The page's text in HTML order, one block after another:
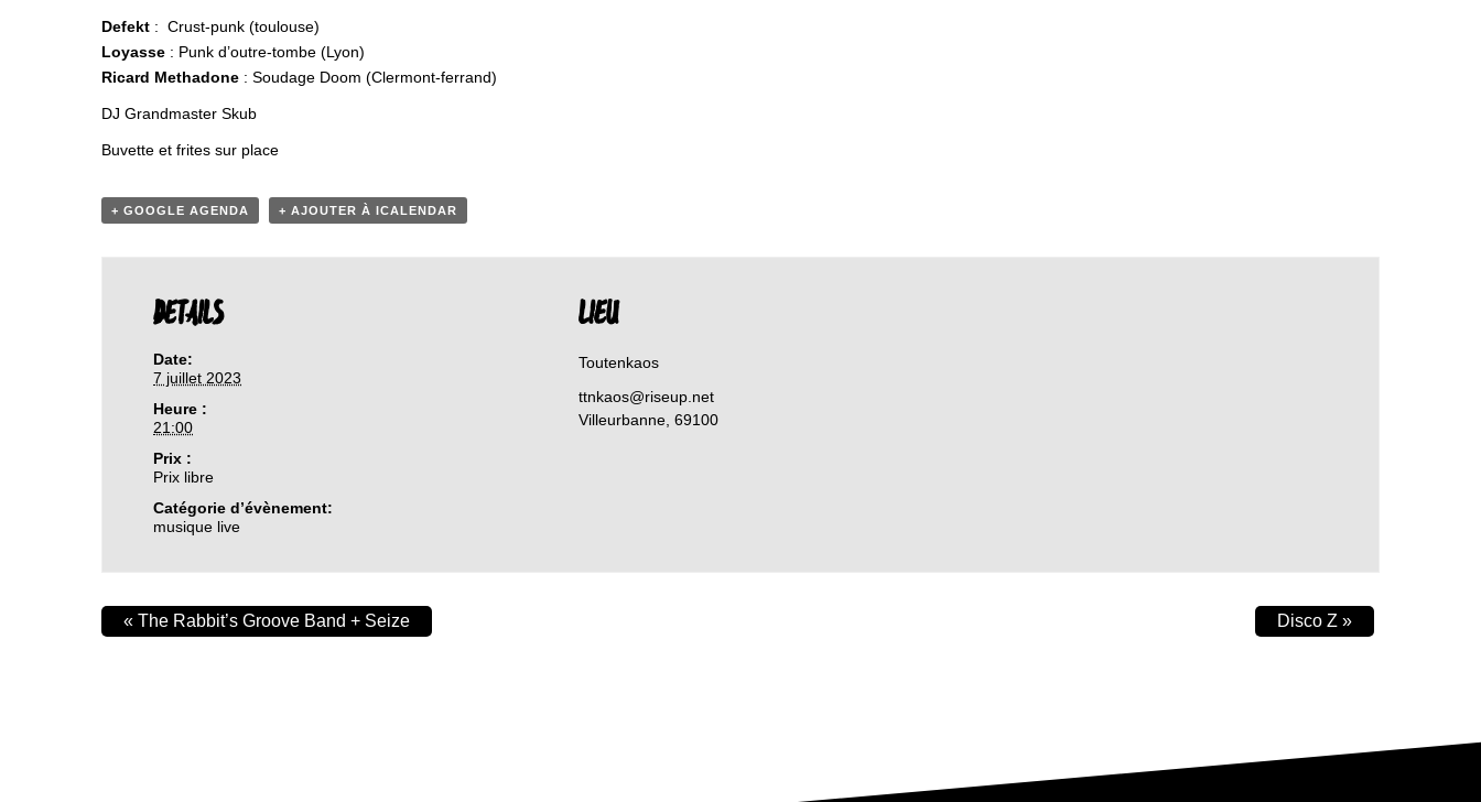
Defekt : Crust-punk (toulouse)
Loyasse : Punk d’outre-tombe (Lyon)
Ricard Methadone : Soudage Doom (Clermont-ferrand)
DJ Grandmaster Skub
Buvette et frites sur place
+ GOOGLE AGENDA + AJOUTER À ICALENDAR
DETAILS
Date:
7 juillet 2023
Heure :
21:00
Prix :
Prix libre
Catégorie d’évènement:
musique live
LIEU
Toutenkaos
ttnkaos@riseup.net
Villeurbanne 69100
« The Rabbit’s Groove Band + Seize Disco Z »